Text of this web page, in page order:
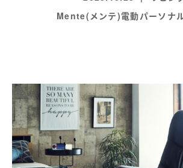
Mente(メンテ)電動パーソナ